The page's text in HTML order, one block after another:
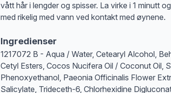
vått hår i lengder og spisser. La virke i 1 minutt
med rikelig med vann ved kontakt med øynene.
Ingredienser
1217072 B - Aqua / Water, Cetearyl Alcohol,
Cetyl Esters, Cocos Nucifera Oil / Coconut Oil,
Phenoxyethanol, Paeonia Officinalis Flower
Salicylate, Trideceth-6, Chlorhexidine